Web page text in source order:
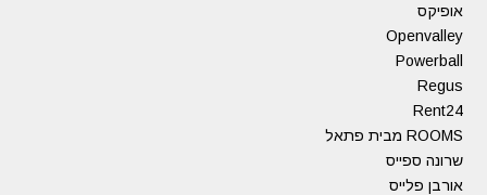
אופיקס
Openvalley
Powerball
Regus
Rent24
ROOMS מבית פתאל
שרונה ספייס
אורבן פלייס